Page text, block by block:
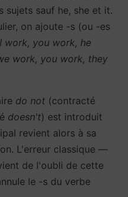
sujets sauf he, she et it.
on ajoute -s (ou -es
I work, you work, he
work, you work, they
do not (contracté
doesn't) est introduit
revient alors à sa
L'erreur classique —
de l'oubli de cette
le -s du verbe